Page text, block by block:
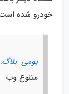
خودرو شده
یومی بلاگ
متنوع وب